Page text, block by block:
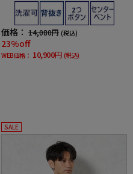
ル素材
価格： 14,080円 (税込)
23%off
WEB価格： 10,900円 (税込)
SALE